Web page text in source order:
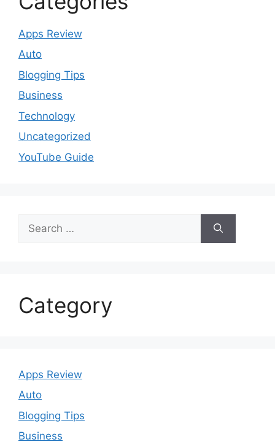
Apps Review
Auto
Blogging Tips
Business
Technology
Uncategorized
YouTube Guide
for:
Category
Apps Review
Auto
Blogging Tips
Business